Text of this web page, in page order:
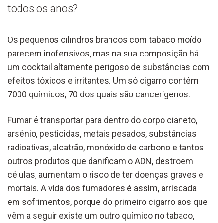
todos os anos?
Os pequenos cilindros brancos com tabaco moído
parecem inofensivos, mas na sua composição há
um cocktail altamente perigoso de substâncias com
efeitos tóxicos e irritantes. Um só cigarro contém
7000 químicos, 70 dos quais são cancerígenos.
Fumar é transportar para dentro do corpo cianeto,
arsénio, pesticidas, metais pesados, substâncias
radioativas, alcatrão, monóxido de carbono e tantos
outros produtos que danificam o ADN, destroem
células, aumentam o risco de ter doenças graves e
mortais. A vida dos fumadores é assim, arriscada
em sofrimentos, porque do primeiro cigarro aos que
vêm a seguir existe um outro químico no tabaco,